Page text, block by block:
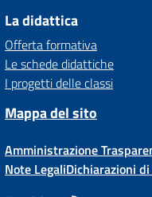
La didattica
Offerta formativa
Le schede didattiche
I progetti delle classi
Mappa del sito
Amministrazione
Note LegaliDichiarazioni